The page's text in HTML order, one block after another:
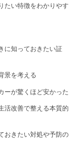
たい特徴をわかりやす
に知っておきたい証
景を考える
ーが驚くほど安かった
活改善で整える本質的
おきたい対処や予防の